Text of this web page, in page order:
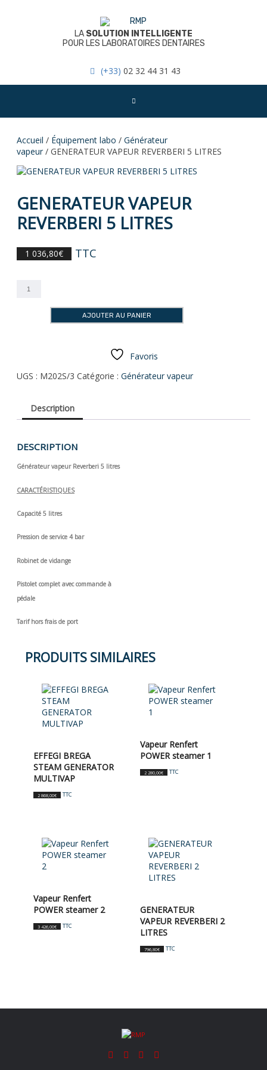
LA SOLUTION INTELLIGENTE
POUR LES LABORATOIRES DENTAIRES
(+33) 02 32 44 31 43
Accueil / Équipement labo / Générateur
vapeur/ GENERATEUR VAPEUR REVERBERI 5 LITRES
GENERATEUR VAPEUR
REVERBERI 5 LITRES
1 036,80€ TTC
quantité
GENERATEUR
AJOUTER AU PANIER
Favoris
UGS : M202S/3 Catégorie : Générateur vapeur
Description
DESCRIPTION
Générateur vapeur Reverberi 5 litres
CARACTÉRISTIQUES
Capacité 5 litres
Pression de service 4 bar
Robinet de vidange
Pistolet complet avec commande à
pédale
Tarif hors frais de port
PRODUITS SIMILAIRES
EFFEGI BREGA
STEAM GENERATOR
MULTIVAP
2 868,00€ TTC
Vapeur Renfert
POWER steamer 1
2 280,00€ TTC
Vapeur Renfert
POWER steamer 2
3 426,00€ TTC
GENERATEUR
VAPEUR REVERBERI 2
LITRES
796,80€ TTC